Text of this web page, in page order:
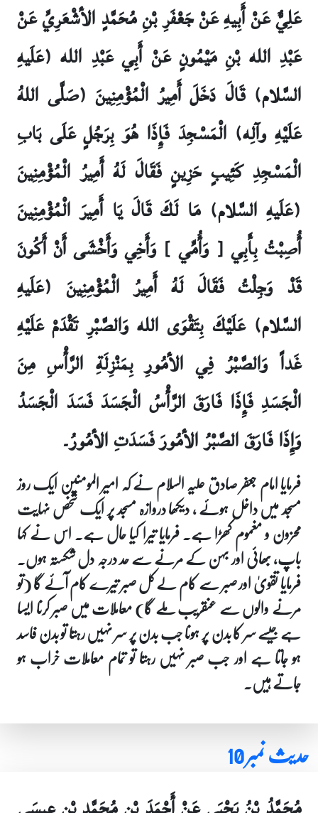
عَلِيٌّ عَنْ أَبِيهِ عَنْ جَعْفَرِ بْنِ مُحَمَّدٍ الأشْعَرِيِّ عَنْ
عَبْدِ الله بْنِ مَيْمُونٍ عَنْ أَبِي عَبْدِ الله (عَلَيهِ
السَّلام) قَالَ دَخَلَ أَمِيرُ الْمُؤْمِنِينَ (صَلَّى اللهُ
عَلَيْهِ وآلِه) الْمَسْجِدَ فَإِذَا هُوَ بِرَجُلٍ عَلَى بَابِ
الْمَسْجِدِ كَئِيبٍ حَزِينٍ فَقَالَ لَهُ أَمِيرُ الْمُؤْمِنِينَ
(عَلَيهِ السَّلام) مَا لَكَ قَالَ يَا أَمِيرَ الْمُؤْمِنِينَ
أُصِبْتُ بِأَبِي [ وَأُمِّي ] وَأَخِي وَأَخْشَى أَنْ أَكُونَ
قَدْ وَجِلْتُ فَقَالَ لَهُ أَمِيرُ الْمُؤْمِنِينَ (عَلَيهِ
السَّلام) عَلَيْكَ بِتَقْوَى الله وَالصَّبْرِ تَقْدَمْ عَلَيْهِ
غَداً وَالصَّبْرُ فِي الأمُورِ بِمَنْزِلَةِ الرَّأْسِ مِنَ
الْجَسَدِ فَإِذَا فَارَقَ الرَّأْسُ الْجَسَدَ فَسَدَ الْجَسَدُ
وَإِذَا فَارَقَ الصَّبْرُ الأمُورَ فَسَدَتِ الأمُورُ۔
فرمایا امام جعفر صادق علیہ السلام نے کہ امیر المومنین ایک روز
مسجد میں داخل ہوئے ، دیکھا دروازہ مسجد پر ایک شخص نہایت
محزون و مغموم کھڑا ہے۔ فرمایا تیرا کیا حال ہے۔ اس نے کہا
باپ، بھائی اور بہن کے مرنے سے حد درجہ دل شکستہ ہوں۔
فرمایا تقویٰ اور صبر سے کام لے کل صبر تیرے کام آئے گا (تو
مرنے والوں سے عنقریب ملے گا) معاملات میں صبر کرنا ایسا
ہے جیسے سر کا بدن پر ہونا جب بدن پر سر نہیں رہتا تو بدن فاسد
ہو جاتا ہے اور جب صبر نہیں رہتا تو تمام معاملات خراب ہو
جاتے ہیں۔
حدیث نمبر 10